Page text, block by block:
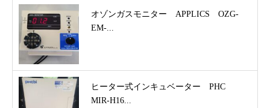
オゾンガスモニター APPLICS OZG-
EM-...
ヒーター式インキュベーター PHC
MIR-H16...